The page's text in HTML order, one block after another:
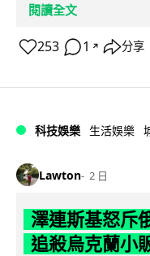
閱讀全文
253 1 ↗ 分享
科技娛樂 生活娛樂
Lawton 2 日
澤連斯基怒斥
追殺烏克蘭小